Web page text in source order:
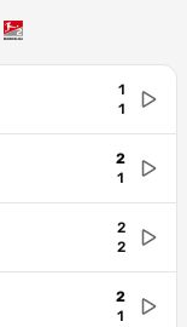
1
1
2
1
2
2
2
1